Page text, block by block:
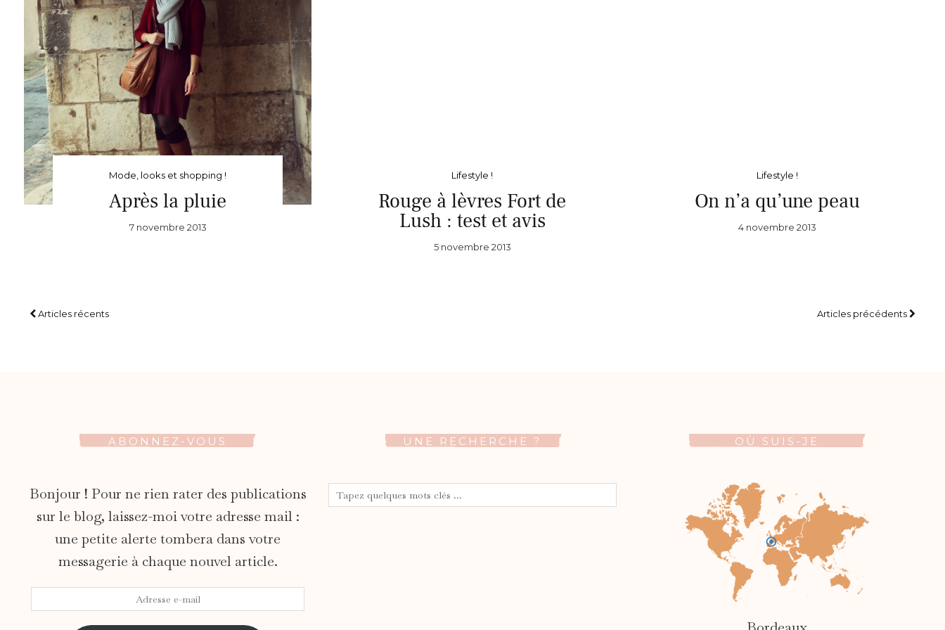
Mode, looks et shopping !
Après la pluie
7 novembre 2013
Lifestyle !
Rouge à lèvres Fort de
Lush : test et avis
5 novembre 2013
Lifestyle !
On n’a qu’une peau
4 novembre 2013
Articles récents Articles précédents
ABONNEZ-VOUS
Bonjour ! Pour ne rien rater des publications
sur le blog, laissez-moi votre adresse mail :
une petite alerte tombera dans votre
messagerie à chaque nouvel article.
UNE RECHERCHE ? OÙ SUIS-JE